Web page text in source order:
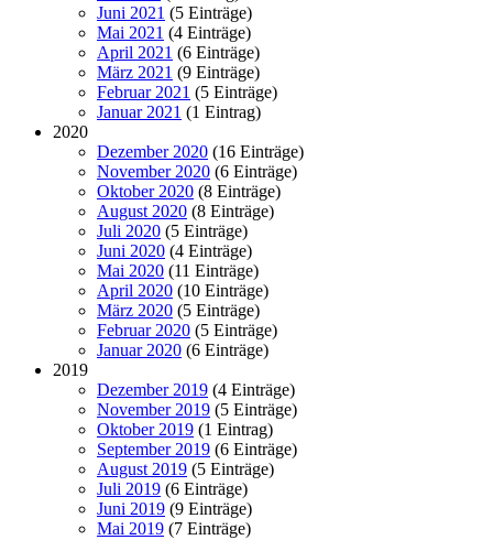
Juni 2021 (5 Einträge)
Mai 2021 (4 Einträge)
April 2021 (6 Einträge)
März 2021 (9 Einträge)
Februar 2021 (5 Einträge)
Januar 2021 (1 Eintrag)
2020
Dezember 2020 (16 Einträge)
November 2020 (6 Einträge)
Oktober 2020 (8 Einträge)
August 2020 (8 Einträge)
Juli 2020 (5 Einträge)
Juni 2020 (4 Einträge)
Mai 2020 (11 Einträge)
April 2020 (10 Einträge)
März 2020 (5 Einträge)
Februar 2020 (5 Einträge)
Januar 2020 (6 Einträge)
2019
Dezember 2019 (4 Einträge)
November 2019 (5 Einträge)
Oktober 2019 (1 Eintrag)
September 2019 (6 Einträge)
August 2019 (5 Einträge)
Juli 2019 (6 Einträge)
Juni 2019 (9 Einträge)
Mai 2019 (7 Einträge)